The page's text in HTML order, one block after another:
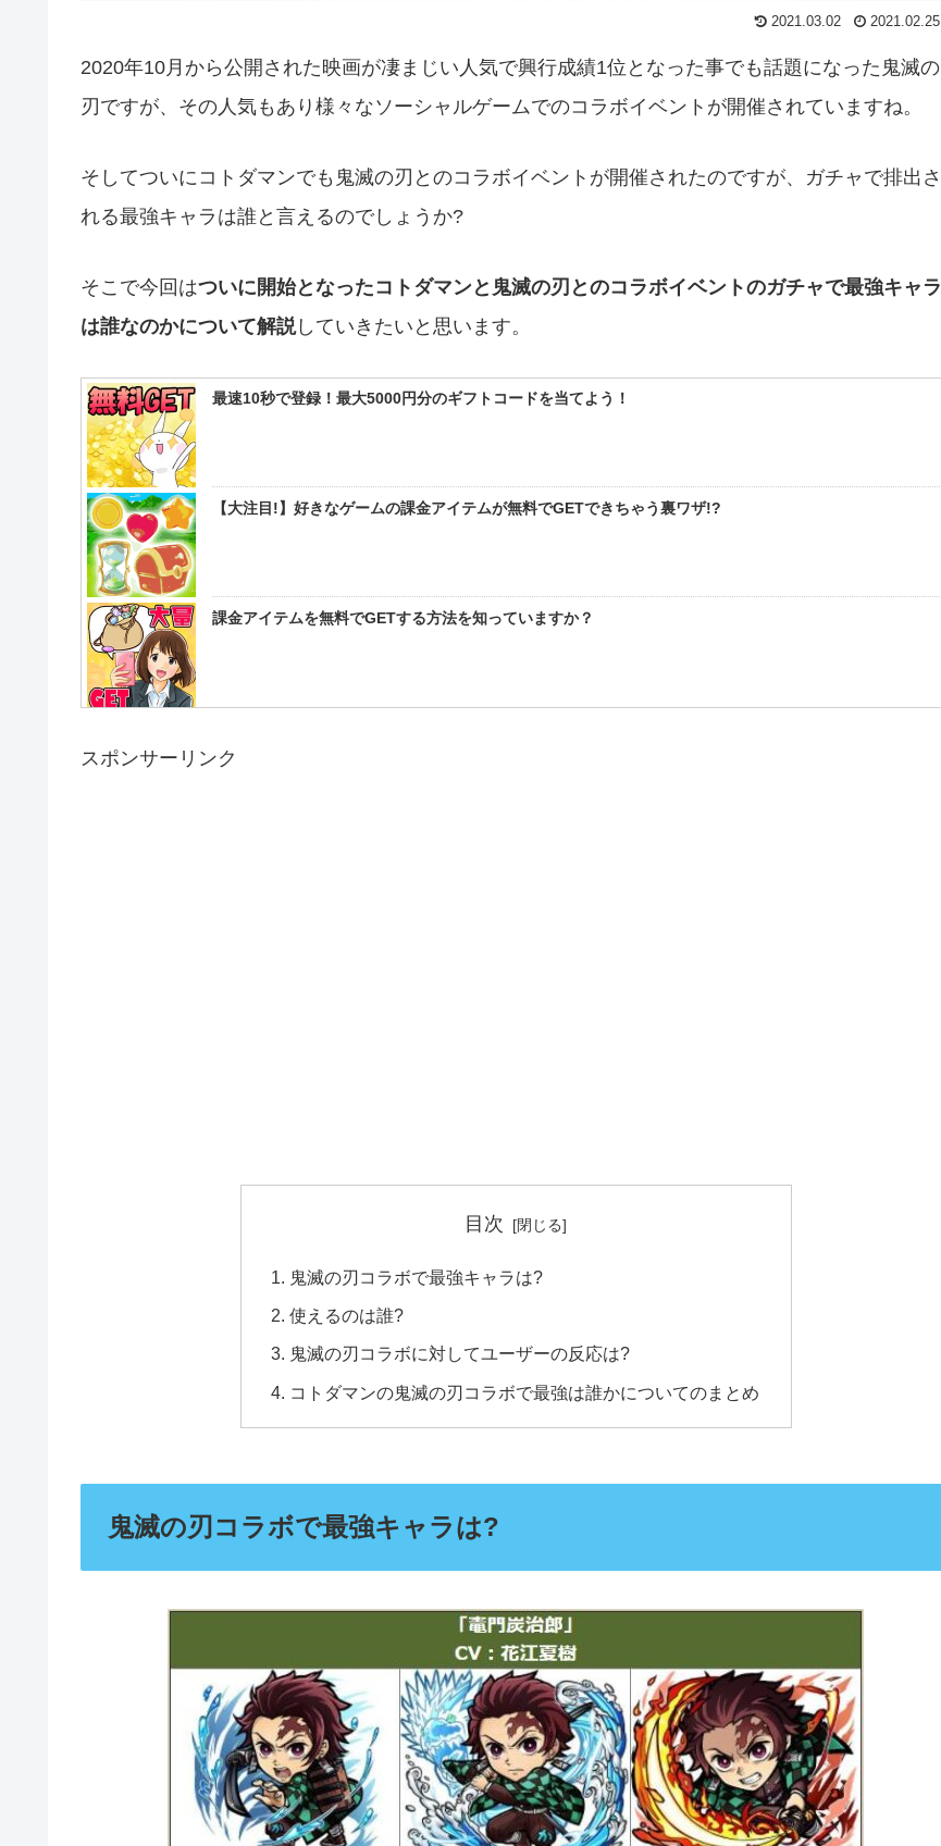
2021.03.02 2021.02.25
2020年10月から公開された映画が凄まじい人気で興行成績1位となった事でも話題になった鬼滅の
刃ですが、その人気もあり様々なソーシャルゲームでのコラボイベントが開催されていますね。
そしてついにコトダマンでも鬼滅の刃とのコラボイベントが開催されたのですが、ガチャで排出さ
れる最強キャラは誰と言えるのでしょうか?
そこで今回はついに開始となったコトダマンと鬼滅の刃とのコラボイベントのガチャで最強キャラ
は誰なのかについて解説していきたいと思います。
最速10秒で登録！最大5000円分のギフトコードを当てよう！
【大注目!】好きなゲームの課金アイテムが無料でGETできちゃう裏ワザ!?
課金アイテムを無料でGETする方法を知っていますか？
スポンサーリンク
目次
鬼滅の刃コラボで最強キャラは?
使えるのは誰?
鬼滅の刃コラボに対してユーザーの反応は?
コトダマンの鬼滅の刃コラボで最強は誰かについてのまとめ
鬼滅の刃コラボで最強キャラは?